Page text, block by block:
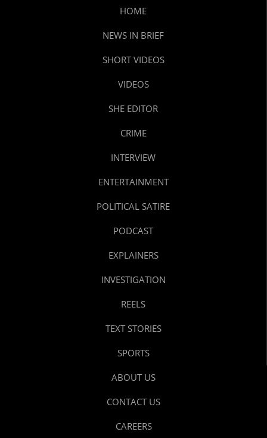
HOME
NEWS IN BRIEF
SHORT VIDEOS
VIDEOS
SHE EDITOR
CRIME
INTERVIEW
ENTERTAINMENT
POLITICAL SATIRE
PODCAST
EXPLAINERS
INVESTIGATION
REELS
TEXT STORIES
SPORTS
ABOUT US
CONTACT US
CAREERS